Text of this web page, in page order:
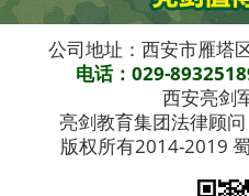
公司地址：西安市雁塔
电话：029-
西安亮剑
亮剑教育集团法律顾
版权所有2014-2019